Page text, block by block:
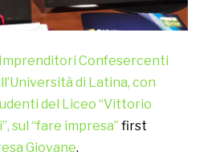
Confesercenti
di Latina, con
del Liceo “Vittorio
sul “fare impresa” first
Giovane.